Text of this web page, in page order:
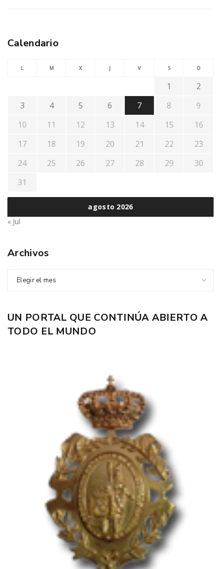
Calendario
agosto 2026
L M X J V S D
1
2
3
4 5 6 7 8
9
10
11 12 13 14 15
16
17
18 19 20 21 22
23
24
25 26 27 28 29
30
31
« Jul
Archivos
Elegir el mes
UN PORTAL QUE CONTINÚA ABIERTO A
TODO EL MUNDO